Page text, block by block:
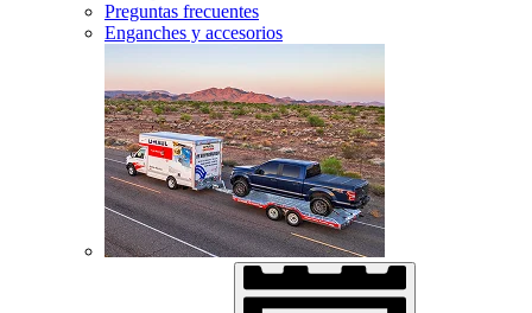
Preguntas frecuentes
Enganches y accesorios